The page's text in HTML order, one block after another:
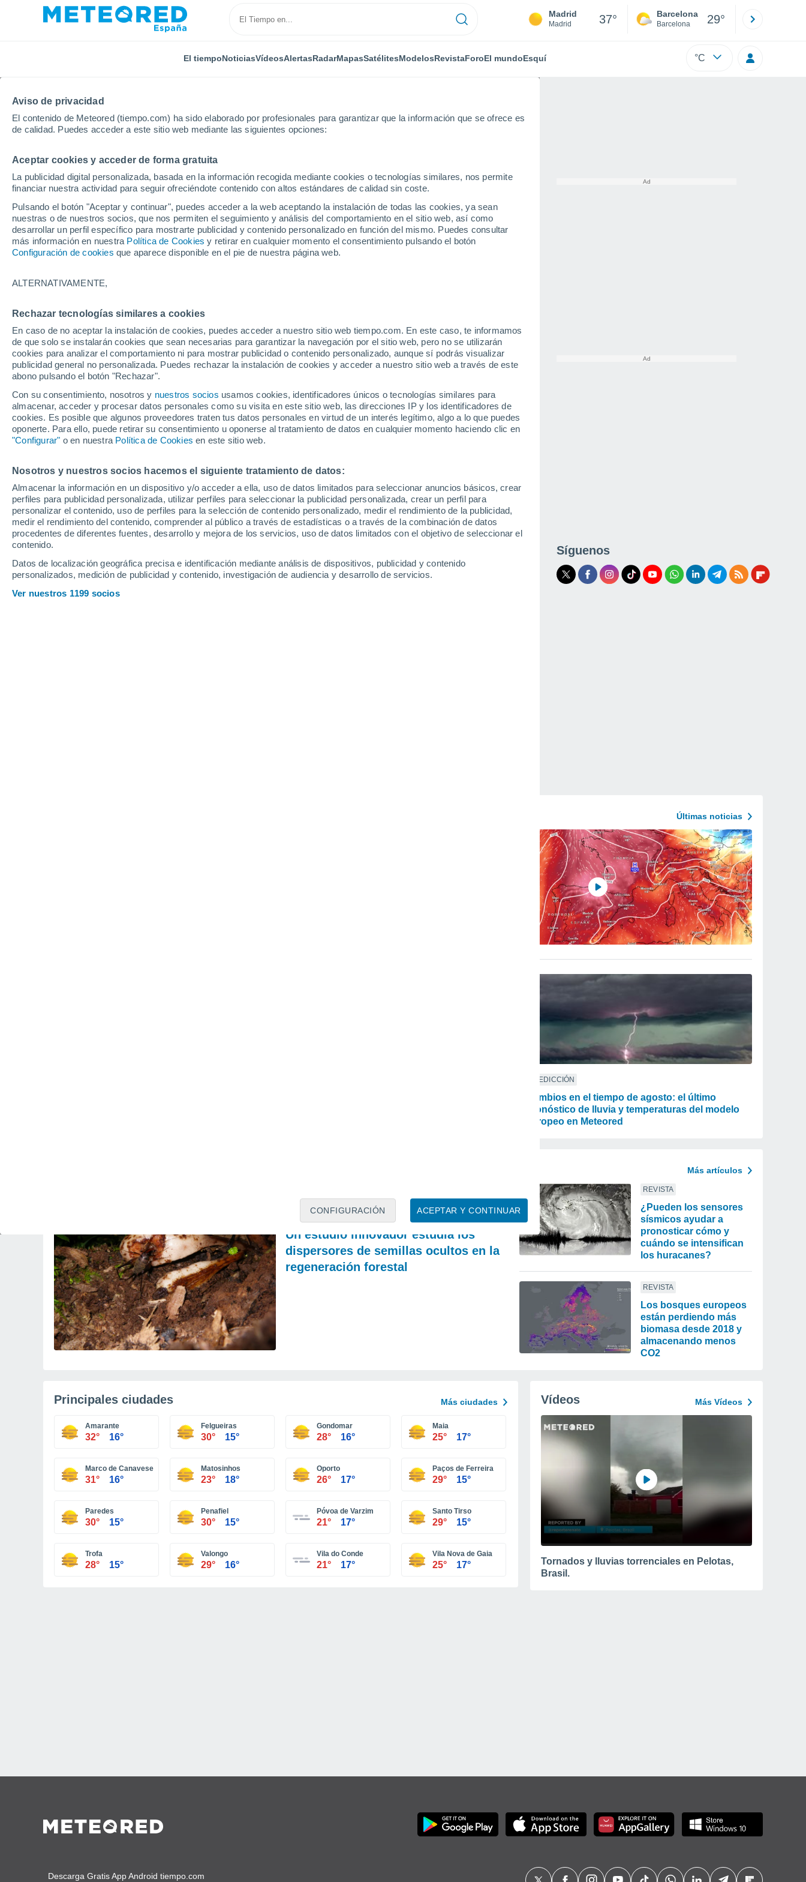
Aviso de privacidad
El contenido de Meteored (tiempo.com) ha sido elaborado por profesionales para garantizar que la información que se ofrece es
de calidad. Puedes acceder a este sitio web mediante las siguientes opciones:
Aceptar cookies y acceder de forma gratuita
La publicidad digital personalizada, basada en la información recogida mediante cookies o tecnologías similares, nos permite
financiar nuestra actividad para seguir ofreciéndote contenido con altos estándares de calidad sin coste.
Pulsando el botón "Aceptar y continuar", puedes acceder a la web aceptando la instalación de todas las cookies, ya sean
nuestras o de nuestros socios, que nos permiten el seguimiento y análisis del comportamiento en el sitio web, así como
desarrollar un perfil específico para mostrarte publicidad y contenido personalizado en función del mismo. Puedes consultar
más información en nuestra Política de Cookies y retirar en cualquier momento el consentimiento pulsando el botón
Configuración de cookies que aparece disponible en el pie de nuestra página web.
ALTERNATIVAMENTE,
Rechazar tecnologías similares a cookies
En caso de no aceptar la instalación de cookies, puedes acceder a nuestro sitio web tiempo.com. En este caso, te informamos
de que solo se instalarán cookies que sean necesarias para garantizar la navegación por el sitio web, pero no se utilizarán
cookies para analizar el comportamiento ni para mostrar publicidad o contenido personalizado, aunque sí podrás visualizar
publicidad general no personalizada. Puedes rechazar la instalación de cookies y acceder a nuestro sitio web a través de este
abono pulsando el botón "Rechazar".
Con su consentimiento, nosotros y nuestros socios usamos cookies, identificadores únicos o tecnologías similares para
almacenar, acceder y procesar datos personales como su visita en este sitio web, las direcciones IP y los identificadores de
cookies. Es posible que algunos proveedores traten tus datos personales en virtud de un interés legítimo, algo a lo que puedes
oponerte. Para ello, puede retirar su consentimiento u oponerse al tratamiento de datos en cualquier momento haciendo clic en
"Configurar" o en nuestra Política de Cookies en este sitio web.
Nosotros y nuestros socios hacemos el siguiente tratamiento de datos:
Almacenar la información en un dispositivo y/o acceder a ella, uso de datos limitados para seleccionar anuncios básicos, crear
perfiles para publicidad personalizada, utilizar perfiles para seleccionar la publicidad personalizada, crear un perfil para
personalizar el contenido, uso de perfiles para la selección de contenido personalizado, medir el rendimiento de la publicidad,
medir el rendimiento del contenido, comprender al público a través de estadísticas o a través de la combinación de datos
procedentes de diferentes fuentes, desarrollo y mejora de los servicios, uso de datos limitados con el objetivo de seleccionar el
contenido.
Datos de localización geográfica precisa e identificación mediante análisis de dispositivos, publicidad y contenido
personalizados, medición de publicidad y contenido, investigación de audiencia y desarrollo de servicios.
Ver nuestros 1199 socios
ACEPTAR Y CONTINUAR
CONFIGURACIÓN
Madrid
Madrid 37° Barcelona
Barcelona 29°
El tiempoNoticiasVídeosAlertasRadarMapasSatélitesModelosRevistaForoEl mundoEsquí °C
Inicio Portugal Distrito de Oporto
El Tiempo en el Distrito de Oporto
Hoy, 7 agosto Todo el día Símbolo
Amarante
Felgueiras
30°
Oporto
17°
Póvoa de
Varzim
29°
15°
Santo Tirso
29°
16°
31°
16°
Alpendurada
E Matos
24°
17°
Malta
Síguenos
Últimas noticias
PREDICCIÓN
Cambios en el tiempo de agosto: el último
pronóstico de lluvia y temperaturas del modelo
europeo en Meteored
Más artículos
REVISTA
Un estudio innovador estudia los
dispersores de semillas ocultos en la
regeneración forestal
REVISTA
¿Pueden los sensores
sísmicos ayudar a
pronosticar cómo y
cuándo se intensifican
los huracanes?
REVISTA
Los bosques europeos
están perdiendo más
biomasa desde 2018 y
almacenando menos
CO2
Principales ciudades Más ciudades
Amarante
32° 16°
Felgueiras
30° 15°
Gondomar
28° 16°
Maia
25° 17°
Marco de Canaveses
31° 16°
Matosinhos
23° 18°
Oporto
26° 17°
Paços de Ferreira
29° 15°
Paredes
30° 15°
Penafiel
30° 15°
Póvoa de Varzim
21° 17°
Santo Tirso
29° 15°
Trofa
28° 15°
Valongo
29° 16°
Vila do Conde
21° 17°
Vila Nova de Gaia
25° 17°
Vídeos Más Vídeos
Tornados y lluvias torrenciales en Pelotas,
Brasil.
Descarga Gratis App Android tiempo.com